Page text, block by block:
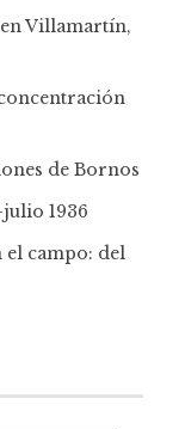
Villamartín,
de Bornos
1936
el campo: del